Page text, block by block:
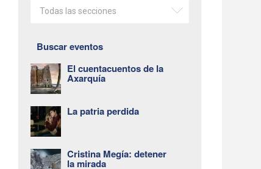
Todas las secciones
Buscar eventos
El cuentacuentos de la
Axarquía
La patria perdida
Cristina Megía: detener
la mirada